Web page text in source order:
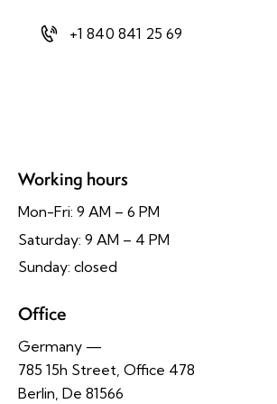
+1 840 841 25 69
Working hours
Mon-Fri: 9 AM – 6 PM
Saturday: 9 AM – 4 PM
Sunday: closed
Office
Germany —
785 15h Street, Office 478
Berlin, De 81566